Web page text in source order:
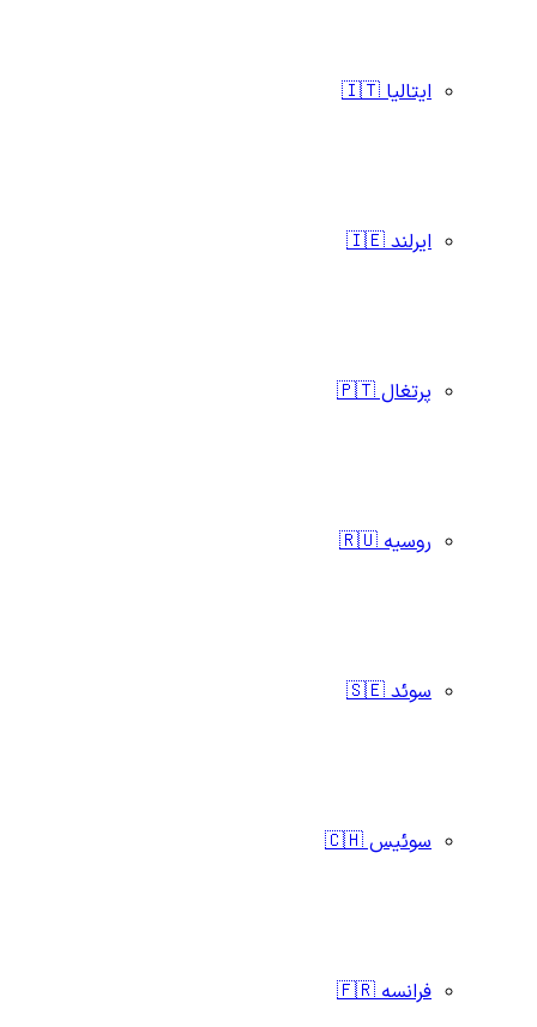
ایتالیا 🇮🇹
ایرلند 🇮🇪
پرتغال 🇵🇹
روسیه 🇷🇺
سوئد 🇸🇪
سوئیس 🇨🇭
فرانسه 🇫🇷